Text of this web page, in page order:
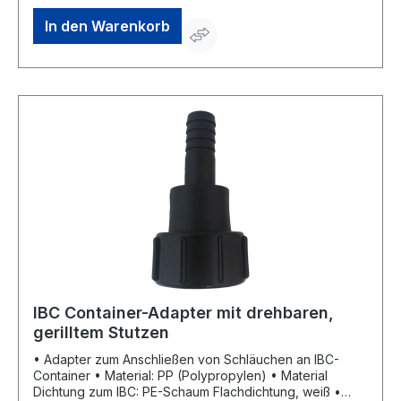
In den Warenkorb
IBC Container-Adapter mit drehbaren,
gerilltem Stutzen
• Adapter zum Anschließen von Schläuchen an IBC-
Container • Material: PP (Polypropylen) • Material
Dichtung zum IBC: PE-Schaum Flachdichtung, weiß •